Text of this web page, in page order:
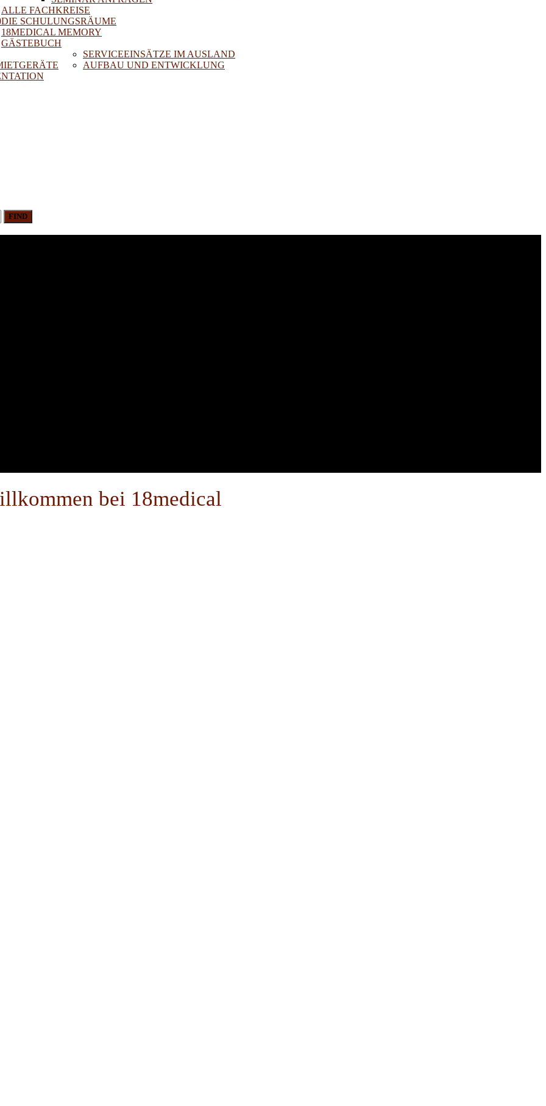
ALLE FACHKREISE
DIE SCHULUNGSRÄUME
18MEDICAL MEMORY
GÄSTEBUCH
SERVICEEINSÄTZE IM AUSLAND
AUFBAU UND ENTWICKLUNG
FIND
bei 18medical